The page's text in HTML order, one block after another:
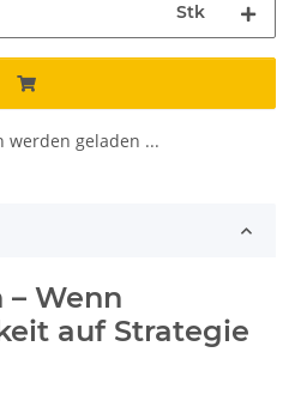
Stk
werden geladen ...
– Wenn
auf Strategie